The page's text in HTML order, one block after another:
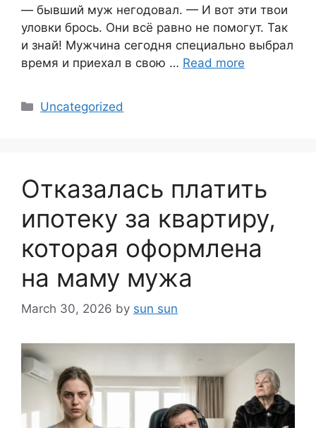
— бывший муж негодовал. — И вот эти твои
уловки брось. Они всё равно не помогут. Так
и знай! Мужчина сегодня специально выбрал
время и приехал в свою … Read more
Categories
Uncategorized
Отказалась платить
ипотеку за квартиру,
которая оформлена
на маму мужа
March 30, 2026 by sun sun